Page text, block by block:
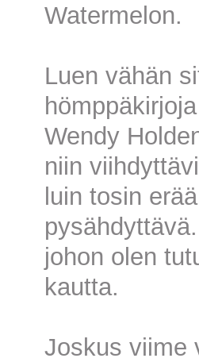
Watermelon.
Luen vähän
Wendy
niin
luin tosin
johon olen
kautta.
Joskus viime